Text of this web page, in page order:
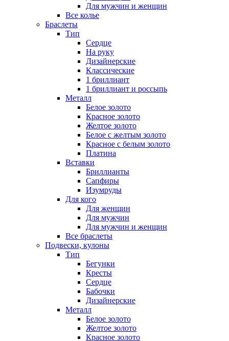
Для мужчин и женщин
Все колье
Браслеты
Тип
Сердце
На руку
Дизайнерские
Классические
1 бриллиант
1 бриллиант и россыпь
Металл
Белое золото
Красное золото
Желтое золото
Белое с желтым золото
Красное с белым золото
Платина
Вставки
Бриллианты
Сапфиры
Изумруды
Для кого
Для женщин
Для мужчин
Для мужчин и женщин
Все браслеты
Подвески, кулоны
Тип
Бегунки
Кресты
Сердце
Бабочки
Дизайнерские
Металл
Белое золото
Желтое золото
Красное золото